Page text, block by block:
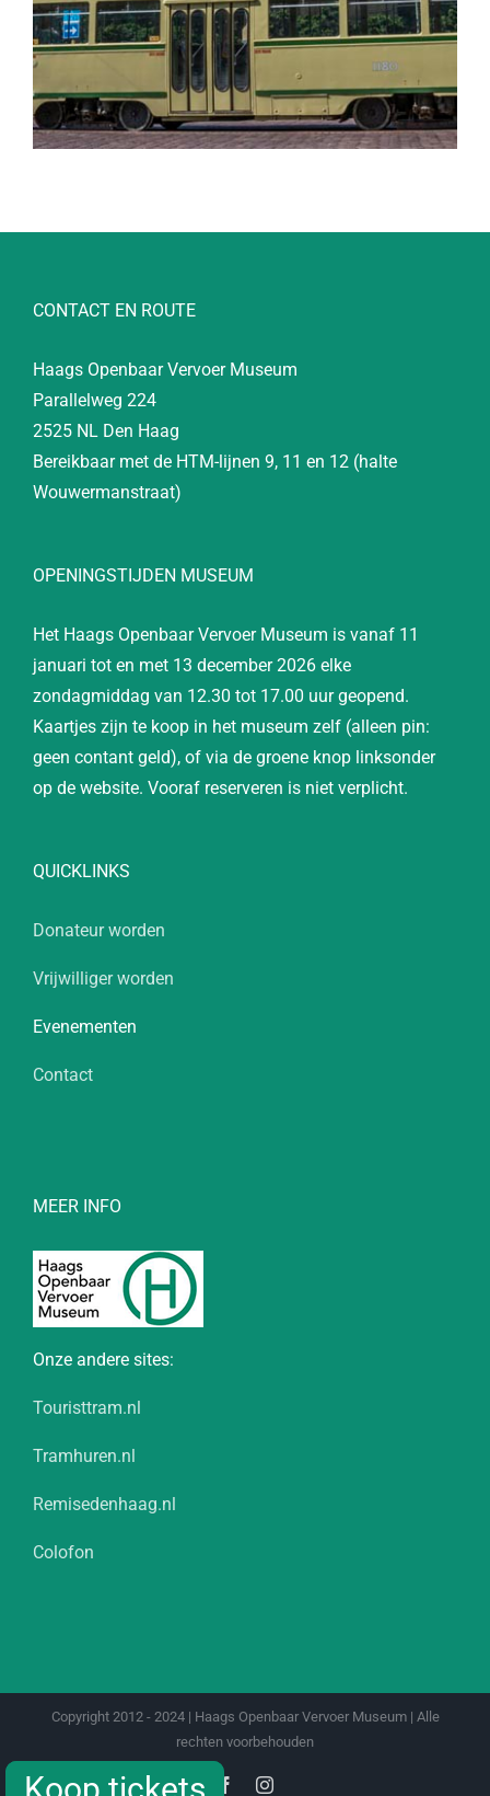
CONTACT EN ROUTE
Haags Openbaar Vervoer Museum
Parallelweg 224
2525 NL Den Haag
Bereikbaar met de HTM-lijnen 9, 11 en 12 (halte
Wouwermanstraat)
OPENINGSTIJDEN MUSEUM
Het Haags Openbaar Vervoer Museum is vanaf 11
januari tot en met 13 december 2026 elke
zondagmiddag van 12.30 tot 17.00 uur geopend.
Kaartjes zijn te koop in het museum zelf (alleen pin:
geen contant geld), of via de groene knop linksonder
op de website. Vooraf reserveren is niet verplicht.
QUICKLINKS
Donateur worden
Vrijwilliger worden
Evenementen
Contact
MEER INFO
Onze andere sites:
Touristtram.nl
Tramhuren.nl
Remisedenhaag.nl
Colofon
Copyright 2012 - 2024 | Haags Openbaar Vervoer Museum | Alle
rechten voorbehouden
FacebookInstagram
Koop tickets
Koop tickets